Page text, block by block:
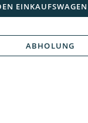
EINKAUFSWAGEN
ABHOLUNG